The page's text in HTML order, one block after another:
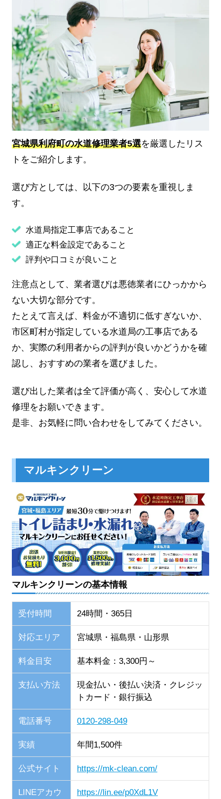
宮城県利府町の水道修理業者5選を厳選したリス
トをご紹介します。
選び方としては、以下の3つの要素を重視しま
す。
水道局指定工事店であること
適正な料金設定であること
評判や口コミが良いこと
注意点として、業者選びは悪徳業者にひっかから
ない大切な部分です。
たとえて言えば、料金が不適切に低すぎないか、
市区町村が指定している水道局の工事店である
か、実際の利用者からの評判が良いかどうかを確
認し、おすすめの業者を選びました。
選び出した業者は全て評価が高く、安心して水道
修理をお願いできます。
是非、お気軽に問い合わせをしてみてください。
マルキンクリーン
マルキンクリーンの基本情報
受付時間 24時間・365日
対応エリア 宮城県・福島県・山形県
料金目安 基本料金：3,300円～
支払い方法
現金払い・後払い決済・クレジッ
トカード・銀行振込
電話番号 0120-298-049
実績 年間1,500件
公式サイト https://mk-clean.com/
LINEアカウ
https://lin.ee/p0XdL1V